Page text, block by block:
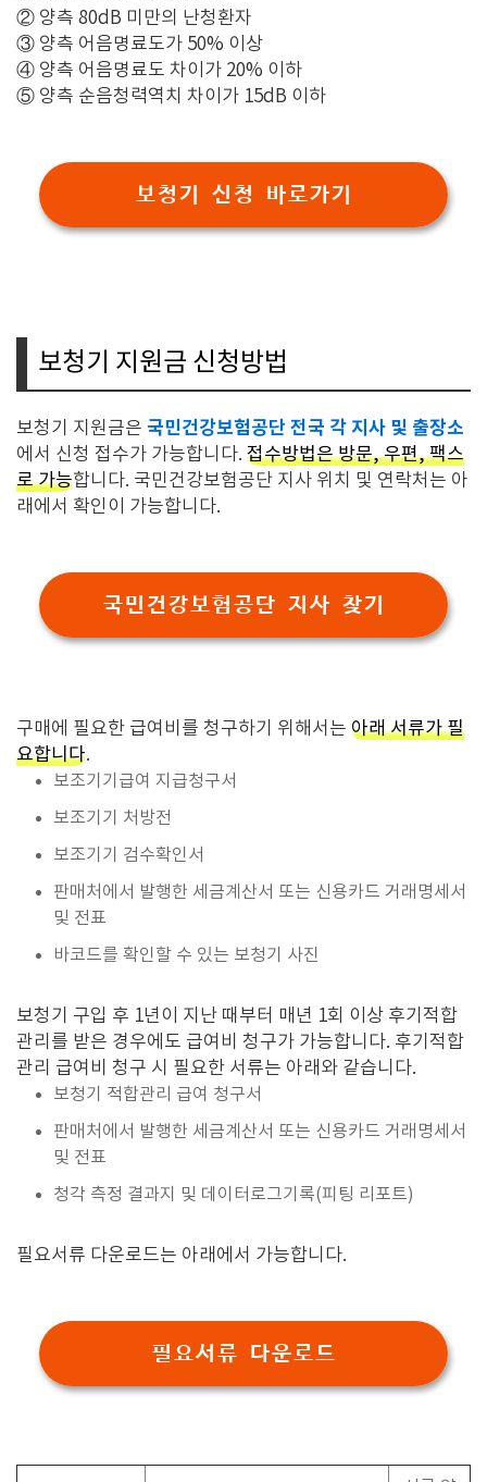
② 양측 80dB 미만의 난청환자
③ 양측 어음명료도가 50% 이상
④ 양측 어음명료도 차이가 20% 이하
⑤ 양측 순음청력역치 차이가 15dB 이하
보청기 신청 바로가기
보청기 지원금 신청방법
보청기 지원금은 국민건강보험공단 전국 각 지사 및 출장소
에서 신청 접수가 가능합니다. 접수방법은 방문, 우편, 팩스
로 가능합니다. 국민건강보험공단 지사 위치 및 연락처는 아
래에서 확인이 가능합니다.
국민건강보험공단 지사 찾기
구매에 필요한 급여비를 청구하기 위해서는 아래 서류가 필
요합니다.
보조기기급여 지급청구서
보조기기 처방전
보조기기 검수확인서
판매처에서 발행한 세금계산서 또는 신용카드 거래명세서
및 전표
바코드를 확인할 수 있는 보청기 사진
보청기 구입 후 1년이 지난 때부터 매년 1회 이상 후기적합
관리를 받은 경우에도 급여비 청구가 가능합니다. 후기적합
관리 급여비 청구 시 필요한 서류는 아래와 같습니다.
보청기 적합관리 급여 청구서
판매처에서 발행한 세금계산서 또는 신용카드 거래명세서
및 전표
청각 측정 결과지 및 데이터로그기록(피팅 리포트)
필요서류 다운로드는 아래에서 가능합니다.
필요서류 다운로드